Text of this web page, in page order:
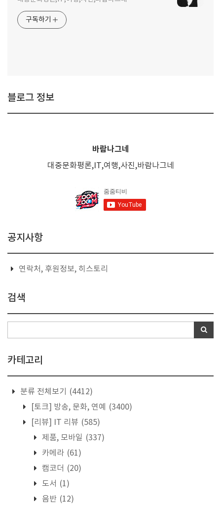
구독하기
블로그 정보
바람나그네
대중문화평론,IT,여행,사진,바람나그네
공지사항
연락처, 후원정보, 히스토리
검색
카테고리
분류 전체보기
(4412)
[토크] 방송, 문화, 연예
(3400)
[리뷰] IT 리뷰 (585)
제품, 모바일 (337)
카메라 (61)
캠코더 (20)
도서 (1)
음반 (12)